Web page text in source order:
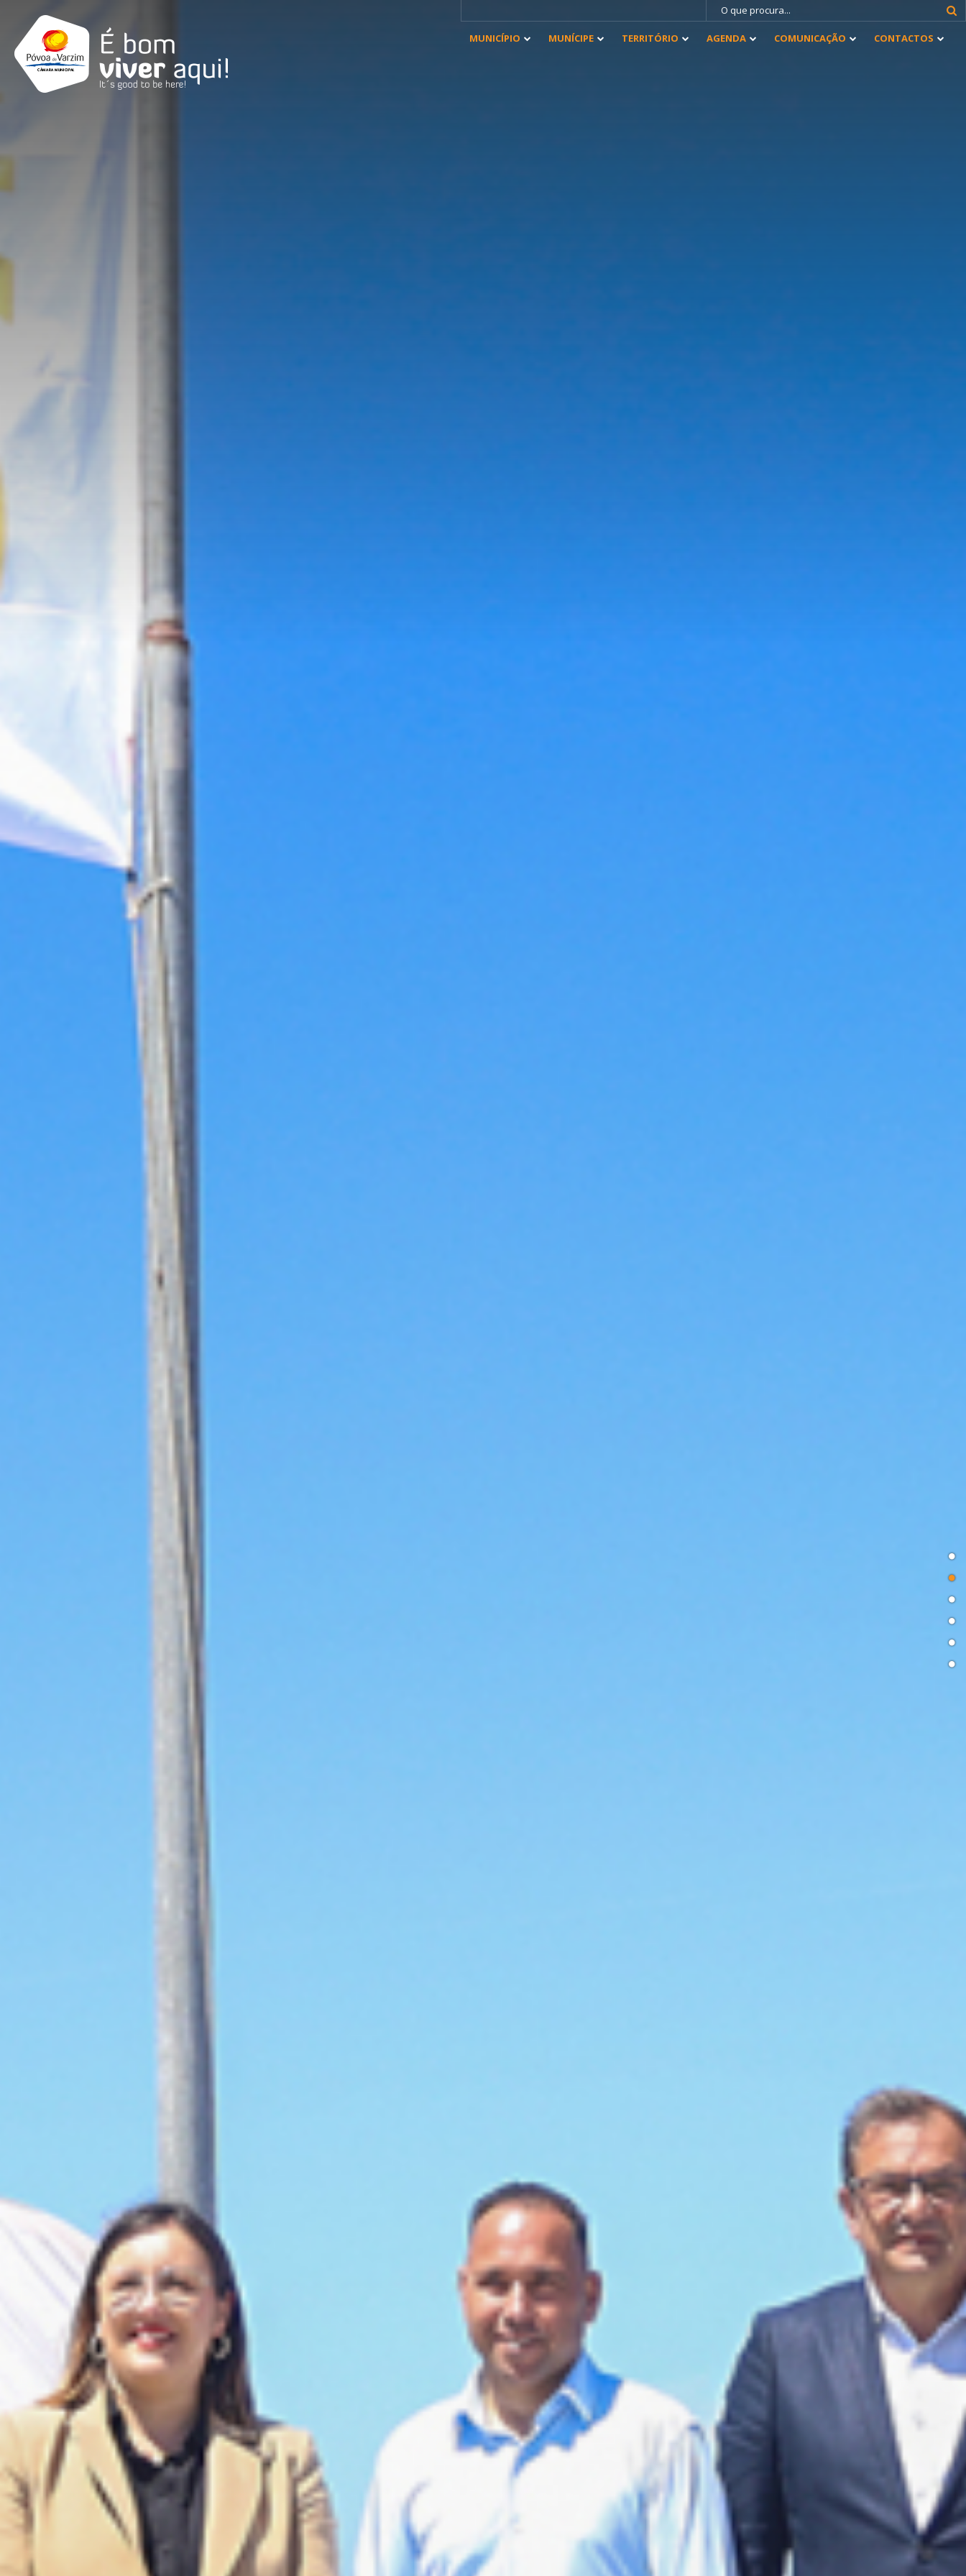
MUNICÍPIO MUNÍCIPE TERRITÓRIO AGENDA COMUNICAÇÃO CONTACTOS